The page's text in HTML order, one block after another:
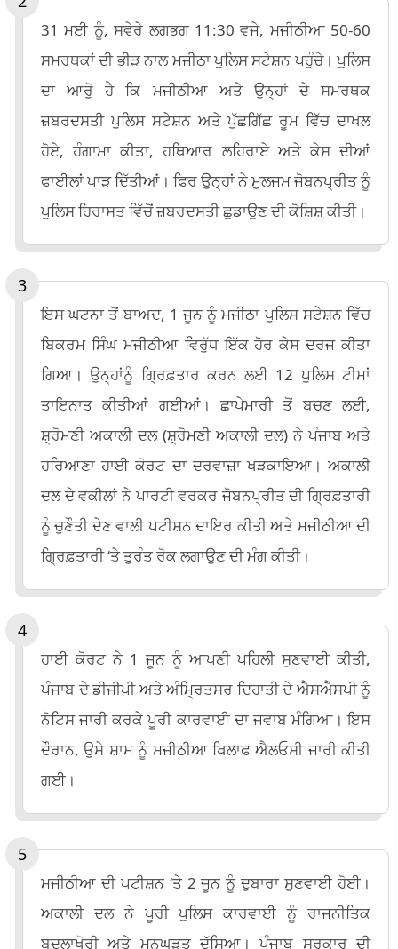
31 ਮਈ ਨੂੰ, ਸਵੇਰੇ ਲਗਭਗ 11:30 ਵਜੇ, ਮਜੀਠੀਆ 50-60
ਸਮਰਥਕਾਂ ਦੀ ਭੀੜ ਨਾਲ ਮਜੀਠਾ ਪੁਲਿਸ ਸਟੇਸ਼ਨ ਪਹੁੰਚੇ। ਪੁਲਿਸ
ਦਾ ਆਰੋੁ ਹੈ ਕਿ ਮਜੀਠੀਆ ਅਤੇ ਉਨ੍ਹਾਂ ਦੇ ਸਮਰਥਕ
ਜ਼ਬਰਦਸਤੀ ਪੁਲਿਸ ਸਟੇਸ਼ਨ ਅਤੇ ਪੁੱਛਗਿੱਛ ਰੂਮ ਵਿੱਚ ਦਾਖਲ
ਹੋਏ, ਹੰਗਾਮਾ ਕੀਤਾ, ਹਥਿਆਰ ਲਹਿਰਾਏ ਅਤੇ ਕੇਸ ਦੀਆਂ
ਫਾਈਲਾਂ ਪਾੜ ਦਿੱਤੀਆਂ। ਫਿਰ ਉਨ੍ਹਾਂ ਨੇ ਮੁਲਜਮ ਜੋਬਨਪ੍ਰੀਤ ਨੂੰ
ਪੁਲਿਸ ਹਿਰਾਸਤ ਵਿੱਚੋਂ ਜ਼ਬਰਦਸਤੀ ਛੁਡਾਉਣ ਦੀ ਕੋਸ਼ਿਸ਼ ਕੀਤੀ।
ਇਸ ਘਟਨਾ ਤੋਂ ਬਾਅਦ, 1 ਜੂਨ ਨੂੰ ਮਜੀਠਾ ਪੁਲਿਸ ਸਟੇਸ਼ਨ ਵਿੱਚ
ਬਿਕਰਮ ਸਿੰਘ ਮਜੀਠੀਆ ਵਿਰੁੱਧ ਇੱਕ ਹੋਰ ਕੇਸ ਦਰਜ ਕੀਤਾ
ਗਿਆ। ਉਨ੍ਹਾਂਨੂੰ ਗ੍ਰਿਫ਼ਤਾਰ ਕਰਨ ਲਈ 12 ਪੁਲਿਸ ਟੀਮਾਂ
ਤਾਇਨਾਤ ਕੀਤੀਆਂ ਗਈਆਂ। ਛਾਪੇਮਾਰੀ ਤੋਂ ਬਚਣ ਲਈ,
ਸ਼੍ਰੋਮਣੀ ਅਕਾਲੀ ਦਲ (ਸ਼੍ਰੋਮਣੀ ਅਕਾਲੀ ਦਲ) ਨੇ ਪੰਜਾਬ ਅਤੇ
ਹਰਿਆਣਾ ਹਾਈ ਕੋਰਟ ਦਾ ਦਰਵਾਜ਼ਾ ਖੜਕਾਇਆ। ਅਕਾਲੀ
ਦਲ ਦੇ ਵਕੀਲਾਂ ਨੇ ਪਾਰਟੀ ਵਰਕਰ ਜੋਬਨਪ੍ਰੀਤ ਦੀ ਗ੍ਰਿਫ਼ਤਾਰੀ
ਨੂੰ ਚੁਣੌਤੀ ਦੇਣ ਵਾਲੀ ਪਟੀਸ਼ਨ ਦਾਇਰ ਕੀਤੀ ਅਤੇ ਮਜੀਠੀਆ ਦੀ
ਗ੍ਰਿਫ਼ਤਾਰੀ ‘ਤੇ ਤੁਰੰਤ ਰੋਕ ਲਗਾਉਣ ਦੀ ਮੰਗ ਕੀਤੀ।
ਹਾਈ ਕੋਰਟ ਨੇ 1 ਜੂਨ ਨੂੰ ਆਪਣੀ ਪਹਿਲੀ ਸੁਣਵਾਈ ਕੀਤੀ,
ਪੰਜਾਬ ਦੇ ਡੀਜੀਪੀ ਅਤੇ ਅੰਮ੍ਰਿਤਸਰ ਦਿਹਾਤੀ ਦੇ ਐਸਐਸਪੀ ਨੂੰ
ਨੋਟਿਸ ਜਾਰੀ ਕਰਕੇ ਪੂਰੀ ਕਾਰਵਾਈ ਦਾ ਜਵਾਬ ਮੰਗਿਆ। ਇਸ
ਦੌਰਾਨ, ਉਸੇ ਸ਼ਾਮ ਨੂੰ ਮਜੀਠੀਆ ਖਿਲਾਫ ਐਲਓਸੀ ਜਾਰੀ ਕੀਤੀ
ਗਈ।
ਮਜੀਠੀਆ ਦੀ ਪਟੀਸ਼ਨ ‘ਤੇ 2 ਜੂਨ ਨੂੰ ਦੁਬਾਰਾ ਸੁਣਵਾਈ ਹੋਈ।
ਅਕਾਲੀ ਦਲ ਨੇ ਪੂਰੀ ਪੁਲਿਸ ਕਾਰਵਾਈ ਨੂੰ ਰਾਜਨੀਤਿਕ
ਬਦਲਾਖੋਰੀ ਅਤੇ ਮਨਘੜਤ ਦੱਸਿਆ। ਪੰਜਾਬ ਸਰਕਾਰ ਦੀ